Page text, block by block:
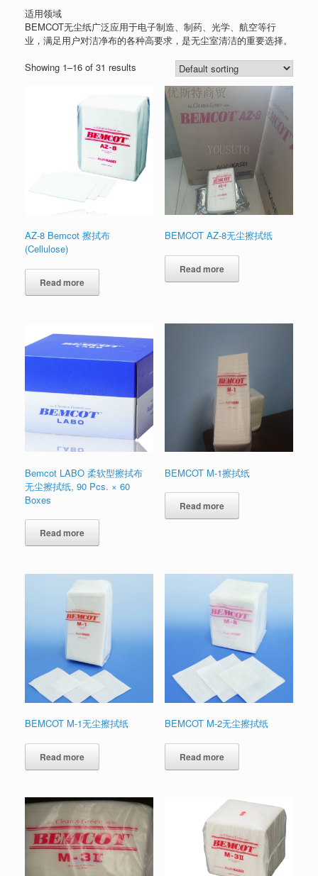
适用领域
BEMCOT无尘纸广泛应用于电子制造、制药、光学、航空等行
业，满足用户对洁净布的各种高要求，是无尘室清洁的重要选择。
Showing 1–16 of 31 results
AZ-8 Bemcot 擦拭布
(Cellulose)
Read more
BEMCOT AZ-8无尘擦拭纸
Read more
Bemcot LABO 柔软型擦拭布
无尘擦拭纸, 90 Pcs. × 60
Boxes
Read more
BEMCOT M-1擦拭纸
Read more
BEMCOT M-1无尘擦拭纸
Read more
BEMCOT M-2无尘擦拭纸
Read more